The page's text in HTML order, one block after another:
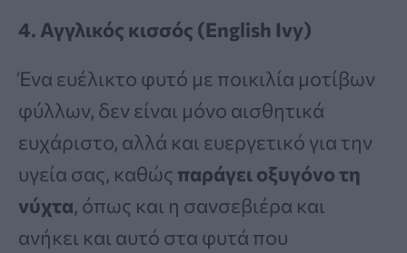
4. Αγγλικός κισσός (English Ivy)
Ένα ευέλικτο φυτό με ποικιλία μοτίβων
φύλλων, δεν είναι μόνο αισθητικά
ευχάριστο, αλλά και ευεργετικό για την
υγεία σας, καθώς παράγει οξυγόνο τη
νύχτα, όπως και η σανσεβιέρα και
ανήκει και αυτό στα φυτά που